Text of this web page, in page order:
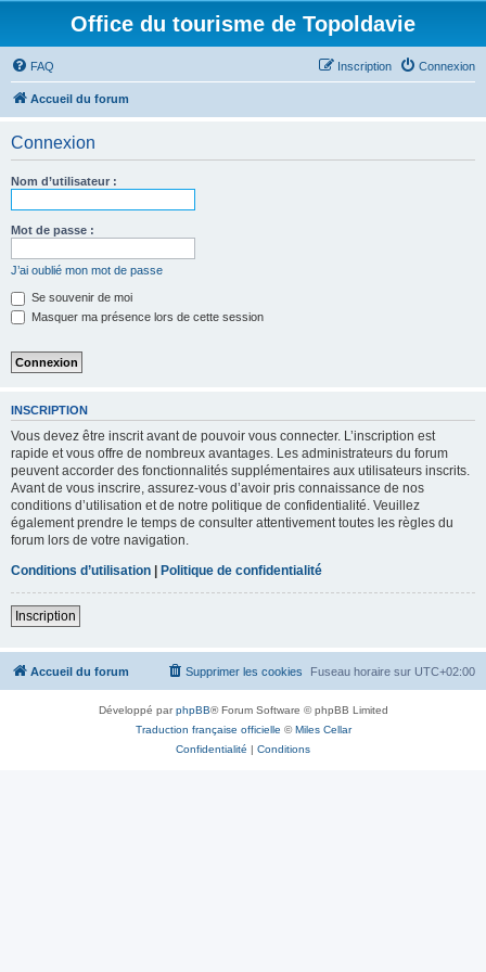
Office du tourisme de Topoldavie
FAQ Connexion
Inscription
Accueil du forum
Connexion
Nom d’utilisateur :
Mot de passe :
J’ai oublié mon mot de passe
Se souvenir de moi
Masquer ma présence lors de cette session
INSCRIPTION
Vous devez être inscrit avant de pouvoir vous connecter. L’inscription est
rapide et vous offre de nombreux avantages. Les administrateurs du forum
peuvent accorder des fonctionnalités supplémentaires aux utilisateurs inscrits.
Avant de vous inscrire, assurez-vous d’avoir pris connaissance de nos
conditions d’utilisation et de notre politique de confidentialité. Veuillez
également prendre le temps de consulter attentivement toutes les règles du
forum lors de votre navigation.
Conditions d’utilisation | Politique de confidentialité
Inscription
Accueil du forum Fuseau horaire sur UTC+02:00
Supprimer les cookies
Développé parphpBB® Forum Software © phpBB Limited
Traduction française officielle ©Miles Cellar
Confidentialité | Conditions